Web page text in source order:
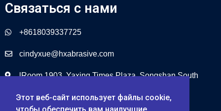
Этот веб-сайт использует файлы cookie,
Связаться с нами
+8618039337725
cindyxue@hxabrasive.com
lRoom 1903, Yaxing Times Plaza, Songshan South